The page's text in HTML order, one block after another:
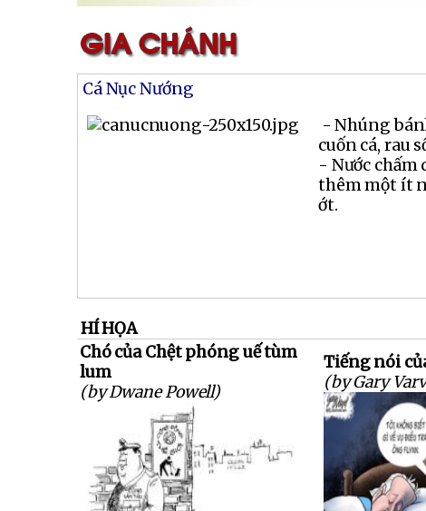
Cá Nục Nướng
- Nhúng
cuốn cá, rau
- Nước chấm
thêm một ít
ớt.
HÍ HỌA
Chó của Chệt phóng uế tùm
lum
(by Dwane Powell)
Tiếng nói
(by Gary